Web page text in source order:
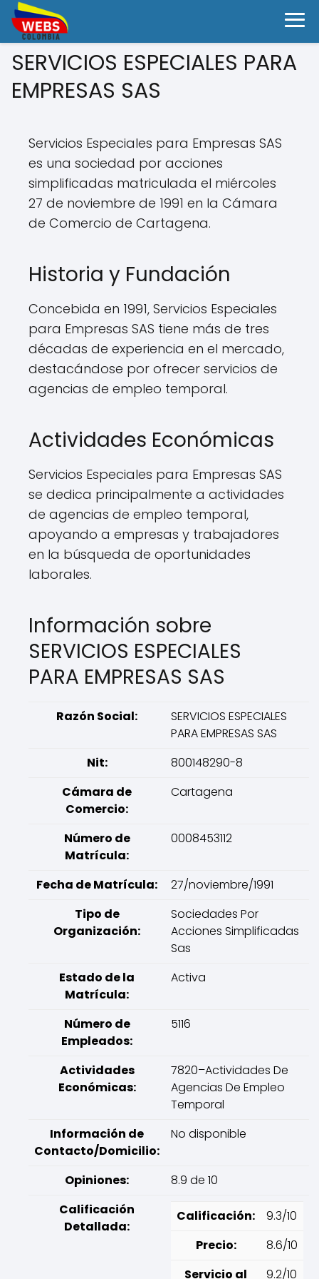
SERVICIOS ESPECIALES PARA
EMPRESAS SAS
Servicios Especiales para Empresas SAS
es una sociedad por acciones
simplificadas matriculada el miércoles
27 de noviembre de 1991 en la Cámara
de Comercio de Cartagena.
Historia y Fundación
Concebida en 1991, Servicios Especiales
para Empresas SAS tiene más de tres
décadas de experiencia en el mercado,
destacándose por ofrecer servicios de
agencias de empleo temporal.
Actividades Económicas
Servicios Especiales para Empresas SAS
se dedica principalmente a actividades
de agencias de empleo temporal,
apoyando a empresas y trabajadores
en la búsqueda de oportunidades
laborales.
Información sobre
SERVICIOS ESPECIALES
PARA EMPRESAS SAS
Razón Social:
SERVICIOS ESPECIALES
PARA EMPRESAS SAS
Nit:
800148290-8
Cámara de
Comercio:
Cartagena
Número de
Matrícula:
0008453112
Fecha de Matrícula:
27/noviembre/1991
Tipo de
Organización:
Sociedades Por
Acciones Simplificadas
Sas
Estado de la
Matrícula:
Activa
Número de
Empleados:
5116
Actividades
Económicas:
7820–Actividades De
Agencias De Empleo
Temporal
Información de
Contacto/Domicilio:
No disponible
Opiniones:
8.9 de 10
Calificación
Detallada:
Calificación:
9.3/10
Precio:
8.6/10
Servicio al
9.2/10